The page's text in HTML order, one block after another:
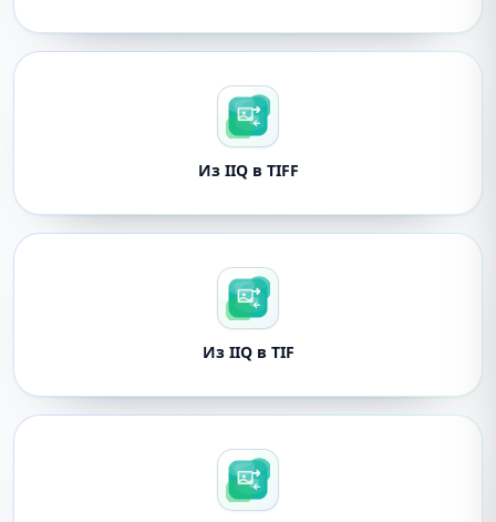
Из IIQ в TIFF
Из IIQ в TIF